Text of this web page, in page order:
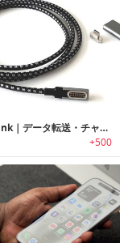
Simplelink｜データ転送・チャージも行える双方向マグネット4KHDMIケーブル「シンプルリンク」
+500